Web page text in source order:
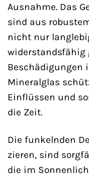
Ausnahme. Das
sind aus
nicht nur
widerstandsfähig
Beschädigungen
Mineralglas
Einflüssen und
die Zeit.
Die funkelnden
zieren, sind
die im